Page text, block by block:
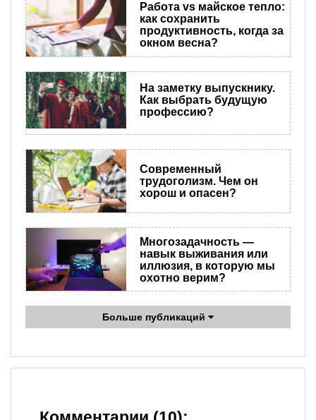
Работа vs майское тепло:
как сохранить
продуктивность, когда за
окном весна?
На заметку выпускнику.
Как выбрать будущую
профессию?
Современный
трудоголизм. Чем он
хорош и опасен?
Многозадачность —
навык выживания или
иллюзия, в которую мы
охотно верим?
Больше публикаций